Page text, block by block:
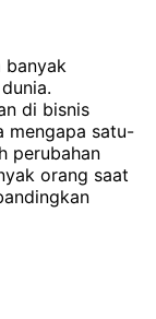
banyak
di bisnis
mengapa satu-
perubahan
orang saat